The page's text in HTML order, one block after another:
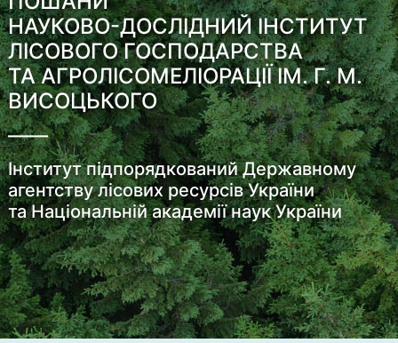
НАУКОВО-ДОСЛІДНИЙ ІНСТИТУТ
ЛІСОВОГО ГОСПОДАРСТВА
ТА АГРОЛІСОМЕЛІОРАЦІЇ ІМ. Г. М.
ВИСОЦЬКОГО
Інститут підпорядкований Державному
агентству лісових ресурсів України
та Національній академії наук України